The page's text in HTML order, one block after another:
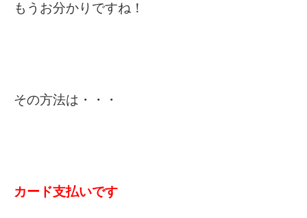
もうお分かりですね！
その方法は・・・
カード支払いです